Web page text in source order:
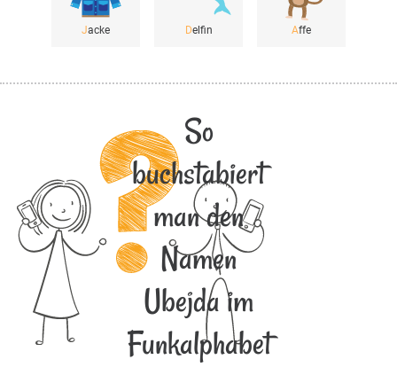
Jacke Delfin Affe
So
buchstabiert
man den
Namen
Ubejda im
Funkalphabet